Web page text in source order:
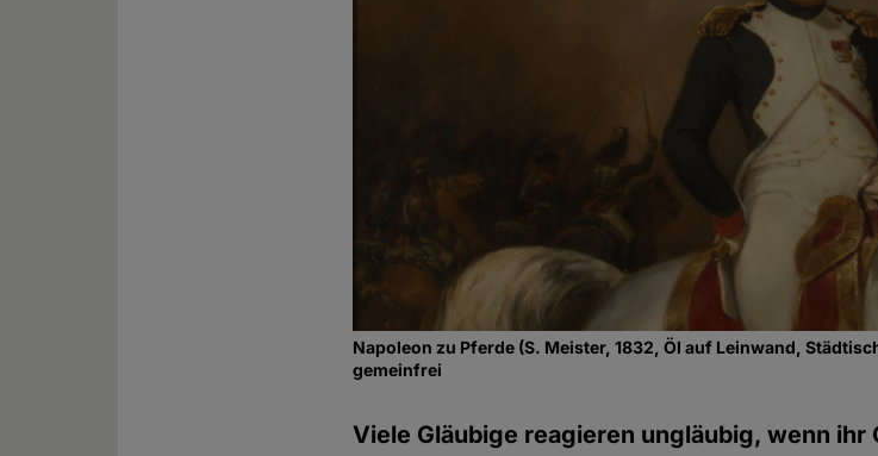
Napoleon zu Pferde (S. Meister, 1832, Öl auf Leinwand,
gemeinfrei
Viele Gläubige reagieren ungläubig, wenn ihr